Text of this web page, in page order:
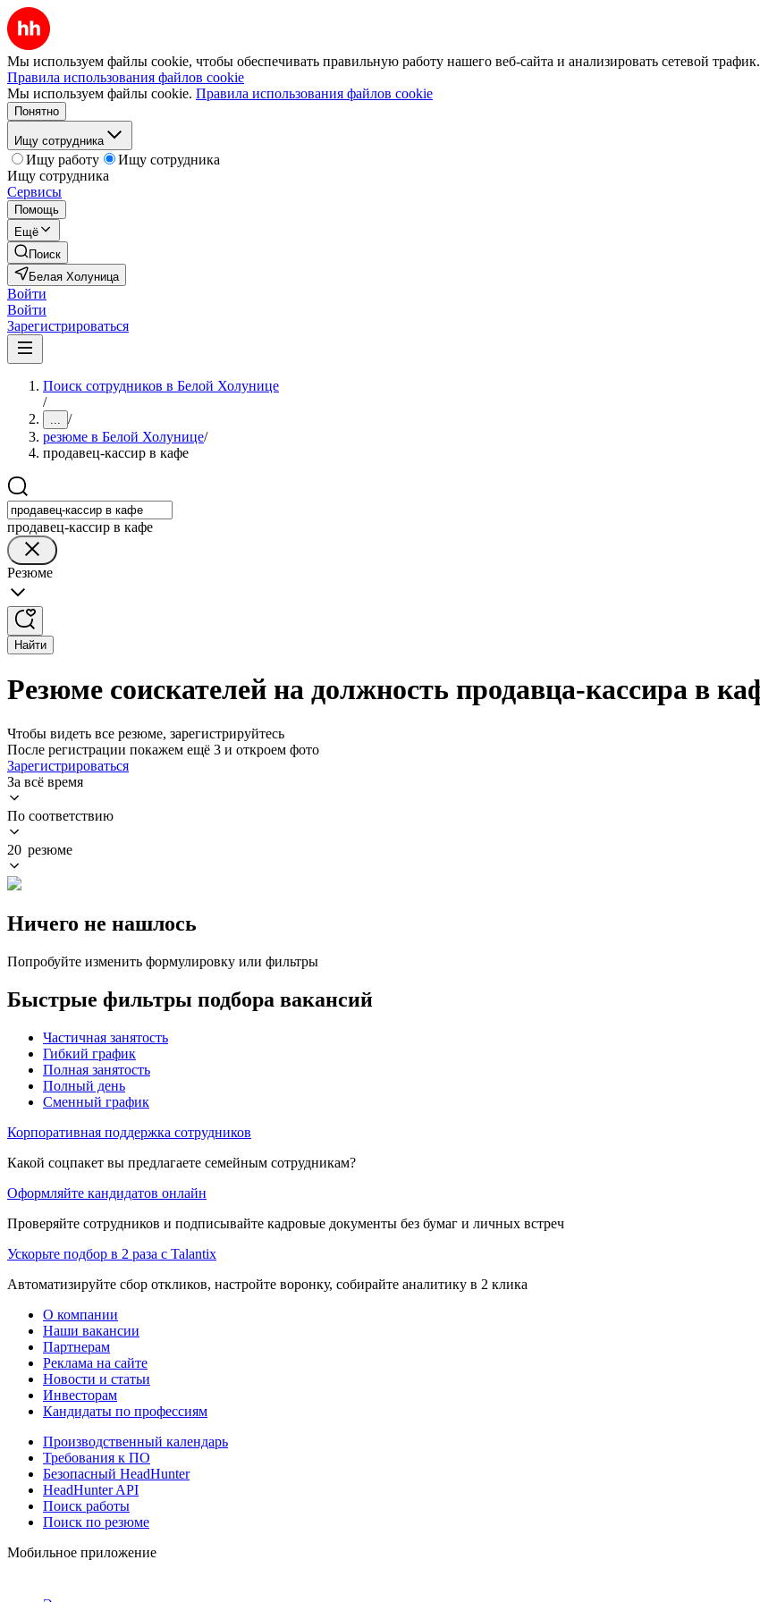
Мы используем файлы cookie, чтобы обеспечивать правильную работу нашего веб-сайта и анализировать сетевой трафик.
Правила использования файлов cookie
Мы используем файлы cookie. Правила использования файлов cookie
Понятно
Ищу сотрудника
Ищу работу
Ищу сотрудника
Ищу сотрудника
Сервисы
Помощь
Ещё
Поиск
Белая Холуница
Войти
Войти
Зарегистрироваться
Поиск сотрудников в Белой Холунице
/
... /
резюме в Белой Холунице/
продавец-кассир в кафе
продавец-кассир в кафе
Резюме
Найти
Резюме соискателей на должность продавца-кассира в
Чтобы видеть все резюме, зарегистрируйтесь
После регистрации покажем ещё 3 и откроем фото
Зарегистрироваться
За всё время
По соответствию
20 резюме
Ничего не нашлось
Попробуйте изменить формулировку или фильтры
Быстрые фильтры подбора вакансий
Частичная занятость
Гибкий график
Полная занятость
Полный день
Сменный график
Корпоративная поддержка сотрудников
Какой соцпакет вы предлагаете семейным сотрудникам?
Оформляйте кандидатов онлайн
Проверяйте сотрудников и подписывайте кадровые документы без бумаг и личных встреч
Ускорьте подбор в 2 раза с Talantix
Автоматизируйте сбор откликов, настройте воронку, собирайте аналитику в 2 клика
О компании
Наши вакансии
Партнерам
Реклама на сайте
Новости и статьи
Инвесторам
Кандидаты по профессиям
Производственный календарь
Требования к ПО
Безопасный HeadHunter
HeadHunter API
Поиск работы
Поиск по резюме
Мобильное приложение